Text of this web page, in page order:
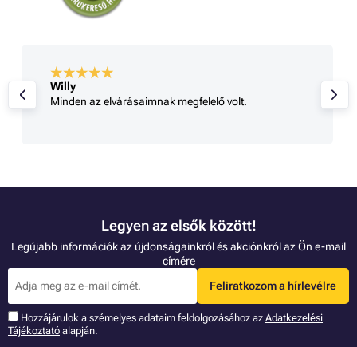
Willy
Minden az elvárásaimnak megfelelő volt.
Legyen az elsők között!
Legújabb információk az újdonságainkról és akciónkról az Ön e-mail
címére
Feliratkozom a hírlevélre
Hozzájárulok a szémelyes adataim feldolgozásához az Adatkezelési
Tájékoztató alapján.